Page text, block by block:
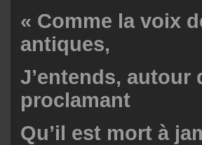
« Comme la voix
antiques,
J’entends,
proclamant
Qu’il est mort à